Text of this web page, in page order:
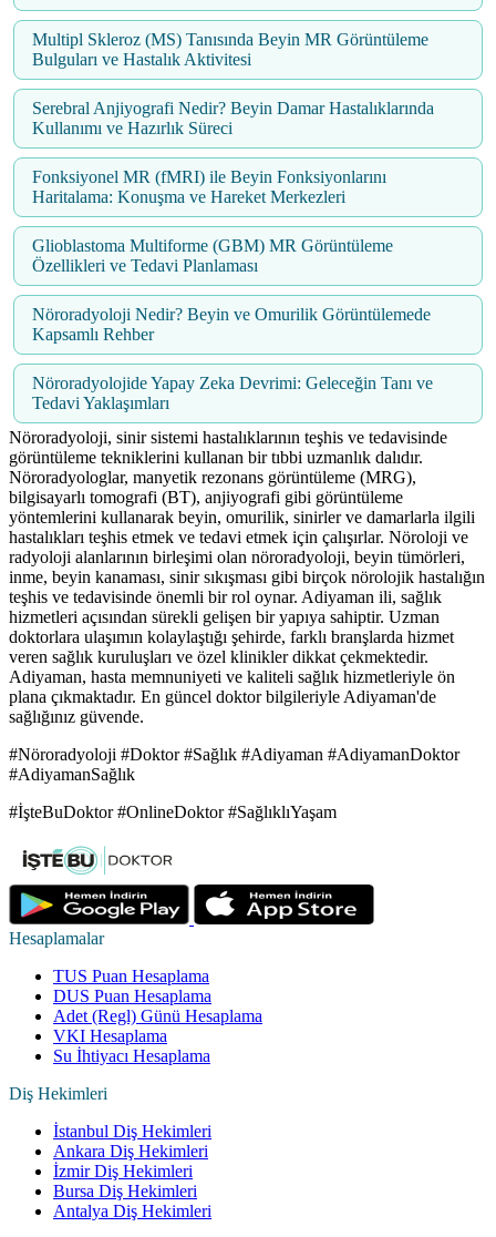
Multipl Skleroz (MS) Tanısında Beyin MR Görüntüleme
Bulguları ve Hastalık Aktivitesi
Serebral Anjiyografi Nedir? Beyin Damar Hastalıklarında
Kullanımı ve Hazırlık Süreci
Fonksiyonel MR (fMRI) ile Beyin Fonksiyonlarını
Haritalama: Konuşma ve Hareket Merkezleri
Glioblastoma Multiforme (GBM) MR Görüntüleme
Özellikleri ve Tedavi Planlaması
Nöroradyoloji Nedir? Beyin ve Omurilik Görüntülemede
Kapsamlı Rehber
Nöroradyolojide Yapay Zeka Devrimi: Geleceğin Tanı ve
Tedavi Yaklaşımları
Nöroradyoloji, sinir sistemi hastalıklarının teşhis ve tedavisinde
görüntüleme tekniklerini kullanan bir tıbbi uzmanlık dalıdır.
Nöroradyologlar, manyetik rezonans görüntüleme (MRG),
bilgisayarlı tomografi (BT), anjiyografi gibi görüntüleme
yöntemlerini kullanarak beyin, omurilik, sinirler ve damarlarla ilgili
hastalıkları teşhis etmek ve tedavi etmek için çalışırlar. Nöroloji ve
radyoloji alanlarının birleşimi olan nöroradyoloji, beyin tümörleri,
inme, beyin kanaması, sinir sıkışması gibi birçok nörolojik hastalığın
teşhis ve tedavisinde önemli bir rol oynar. Adiyaman ili, sağlık
hizmetleri açısından sürekli gelişen bir yapıya sahiptir. Uzman
doktorlara ulaşımın kolaylaştığı şehirde, farklı branşlarda hizmet
veren sağlık kuruluşları ve özel klinikler dikkat çekmektedir.
Adiyaman, hasta memnuniyeti ve kaliteli sağlık hizmetleriyle ön
plana çıkmaktadır. En güncel doktor bilgileriyle Adiyaman'de
sağlığınız güvende.
#Nöroradyoloji #Doktor #Sağlık #Adiyaman #AdiyamanDoktor
#AdiyamanSağlık
#İşteBuDoktor #OnlineDoktor #SağlıklıYaşam
Hesaplamalar
TUS Puan Hesaplama
DUS Puan Hesaplama
Adet (Regl) Günü Hesaplama
VKI Hesaplama
Su İhtiyacı Hesaplama
Diş Hekimleri
İstanbul Diş Hekimleri
Ankara Diş Hekimleri
İzmir Diş Hekimleri
Bursa Diş Hekimleri
Antalya Diş Hekimleri